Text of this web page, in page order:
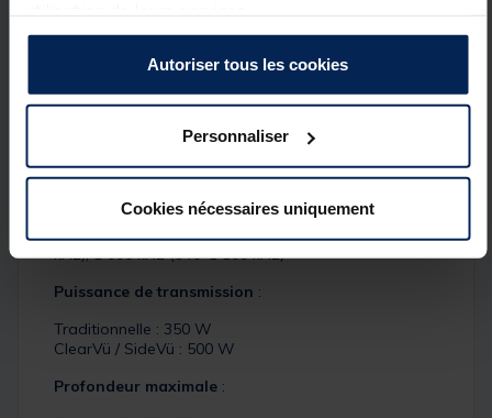
Autoriser tous les cookies
Personnaliser
Cookies nécessaires uniquement
du sondeur
240 kHz)
kHz), 1 000 kHz (940–1 100 kHz)
SideVü: 455 kHz (425–485 kHz), 800 kHz (790–850
kHz), 1 000 kHz (940–1 100 kHz)
Puissance de transmission :
Traditionnelle : 350 W
ClearVü / SideVü : 500 W
Profondeur maximale :